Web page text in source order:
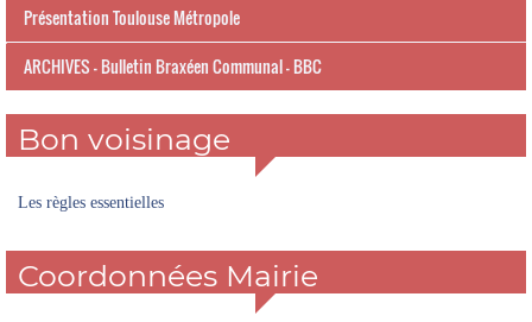
Présentation Toulouse Métropole
ARCHIVES - Bulletin Braxéen Communal - BBC
Bon voisinage
Les règles essentielles
Coordonnées Mairie